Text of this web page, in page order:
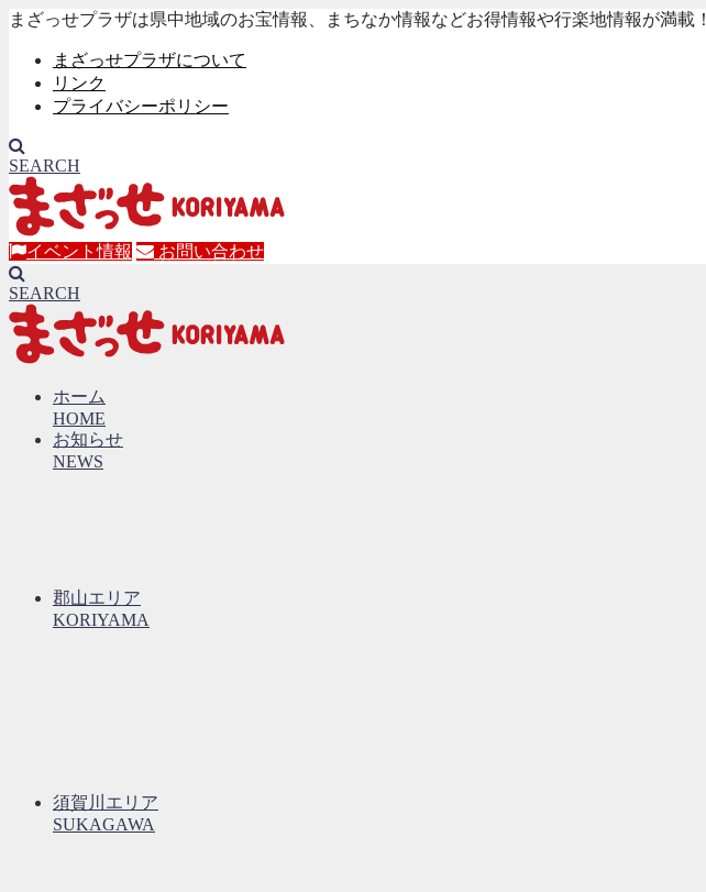
まざっせプラザは県中地域のお宝情報、まちなか情報などお得情報や行楽地情報が満載！
まざっせプラザについて
リンク
プライバシーポリシー
SEARCH
イベント情報 お問い合わせ
SEARCH
ホーム
HOME
お知らせ
NEWS
郡山エリア
KORIYAMA
須賀川エリア
SUKAGAWA